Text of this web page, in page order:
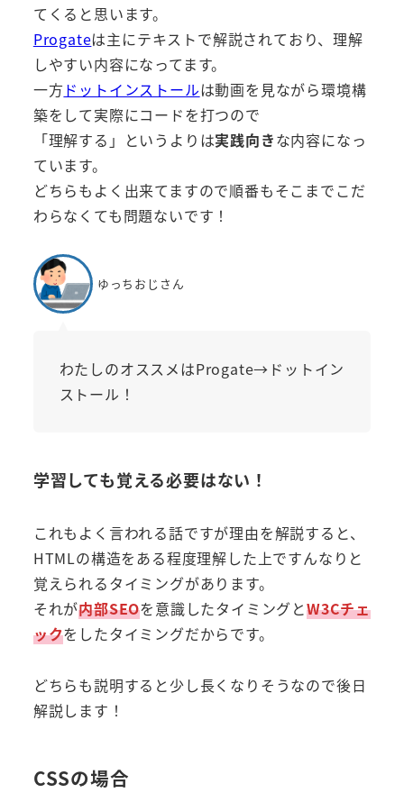
てくると思います。
Progateは主にテキストで解説されており、理解
しやすい内容になってます。
一方 ドットインストールは動画を見ながら環境構
築をして実際にコードを打つので
「理解する」というよりは実践向きな内容になっ
ています。
どちらもよく出来てますので順番もそこまでこだ
わらなくても問題ないです！
ゆっちおじさん
わたしのオススメはProgate→ドットイン
ストール！
学習しても覚える必要はない！
これもよく言われる話ですが理由を解説すると、
HTMLの構造をある程度理解した上ですんなりと
覚えられるタイミングがあります。
それが内部SEOを意識したタイミングとW3Cチェ
ックをしたタイミングだからです。
どちらも説明すると少し長くなりそうなので後日
解説します！
CSSの場合